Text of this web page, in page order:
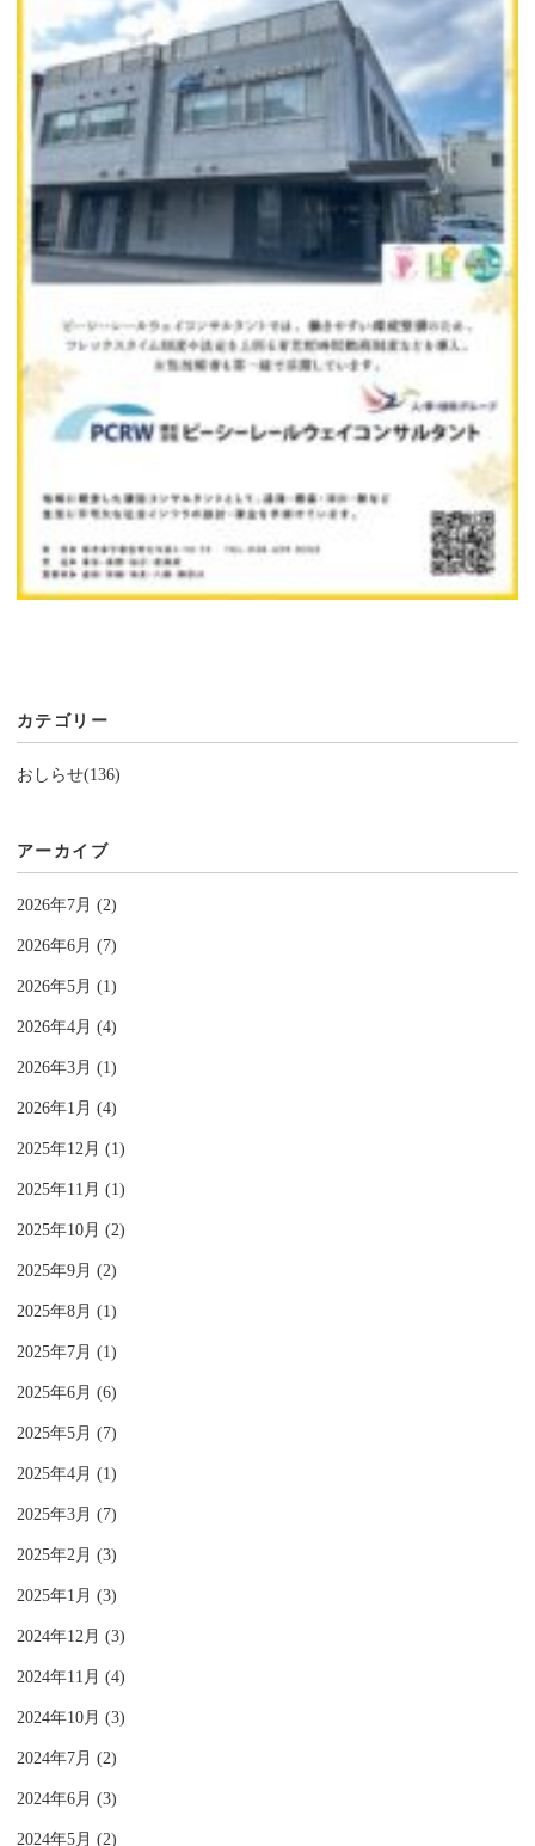
カテゴリー
おしらせ(136)
アーカイブ
2026年7月 (2)
2026年6月 (7)
2026年5月 (1)
2026年4月 (4)
2026年3月 (1)
2026年1月 (4)
2025年12月 (1)
2025年11月 (1)
2025年10月 (2)
2025年9月 (2)
2025年8月 (1)
2025年7月 (1)
2025年6月 (6)
2025年5月 (7)
2025年4月 (1)
2025年3月 (7)
2025年2月 (3)
2025年1月 (3)
2024年12月 (3)
2024年11月 (4)
2024年10月 (3)
2024年7月 (2)
2024年6月 (3)
2024年5月 (2)